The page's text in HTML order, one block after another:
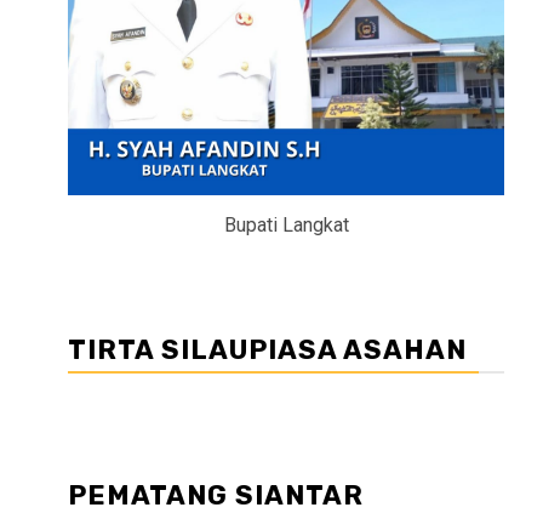
Bupati Langkat
TIRTA SILAUPIASA ASAHAN
PEMATANG SIANTAR